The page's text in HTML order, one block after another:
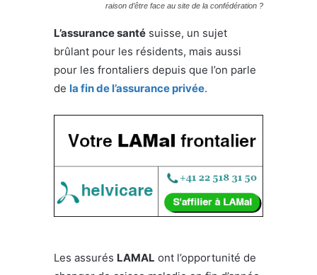
raison d’être face au site de la confédération ?
L’assurance santé suisse, un sujet
brûlant pour les résidents, mais aussi
pour les frontaliers depuis que l’on parle
de la fin de l’assurance privée.
Les assurés LAMAL ont l’opportunité de